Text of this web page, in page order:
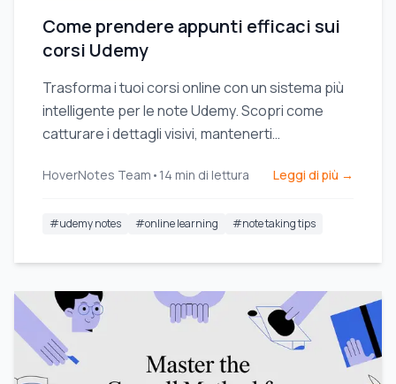
Come prendere appunti efficaci sui
corsi Udemy
Trasforma i tuoi corsi online con un sistema più
intelligente per le note Udemy. Scopri come
catturare i dettagli visivi, mantenerti
guardi.
HoverNotes Team • 14 min di lettura Leggi di più →
#udemy notes #online learning #note taking tips